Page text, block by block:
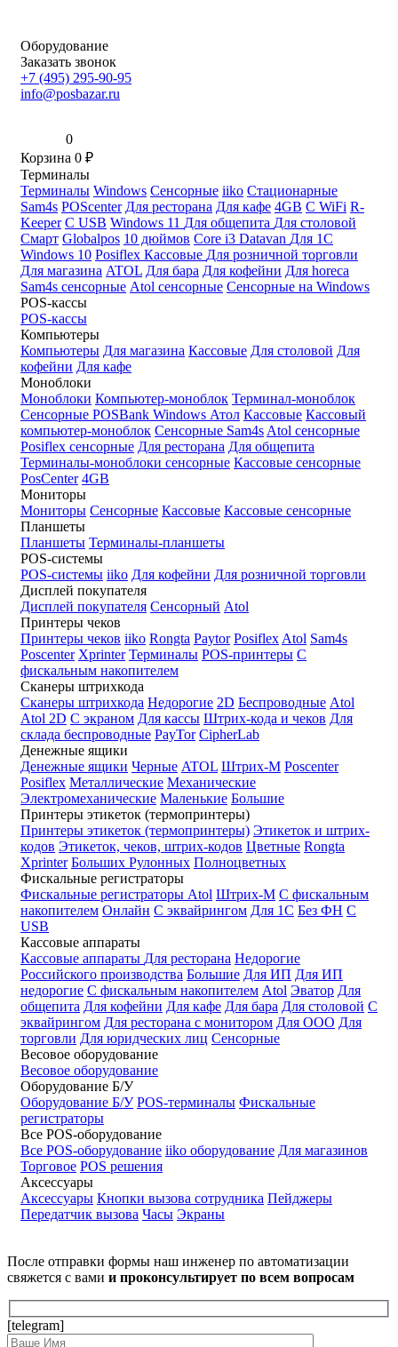
Оборудование
Заказать звонок
+7 (495) 295-90-95
info@posbazar.ru
0
Корзина 0 ₽
Терминалы
Терминалы Windows Сенсорные iiko Стационарные
Sam4s POScenter Для ресторана Для кафе 4GB С WiFi R-
Keeper С USB Windows 11 Для общепита Для столовой
Смарт Globalpos 10 дюймов Core i3 Datavan Для 1С
Windows 10 Posiflex Кассовые Для розничной торговли
Для магазина ATOL Для бара Для кофейни Для horeca
Sam4s сенсорные Atol сенсорные Сенсорные на Windows
POS-кассы
POS-кассы
Компьютеры
Компьютеры Для магазина Кассовые Для столовой Для
кофейни Для кафе
Моноблоки
Моноблоки Компьютер-моноблок Терминал-моноблок
Сенсорные POSBank Windows Атол Кассовые Кассовый
компьютер-моноблок Сенсорные Sam4s Atol сенсорные
Posiflex сенсорные Для ресторана Для общепита
Терминалы-моноблоки сенсорные Кассовые сенсорные
PosCenter 4GB
Мониторы
Мониторы Сенсорные Кассовые Кассовые сенсорные
Планшеты
Планшеты Терминалы-планшеты
POS-системы
POS-системы iiko Для кофейни Для розничной торговли
Дисплей покупателя
Дисплей покупателя Сенсорный Atol
Принтеры чеков
Принтеры чеков iiko Rongta Paytor Posiflex Atol Sam4s
Poscenter Xprinter Терминалы POS-принтеры С
фискальным накопителем
Сканеры штрихкода
Сканеры штрихкода Недорогие 2D Беспроводные Atol
Atol 2D С экраном Для кассы Штрих-кода и чеков Для
склада беспроводные PayTor CipherLab
Денежные ящики
Денежные ящики Черные ATOL Штрих-М Poscenter
Posiflex Металлические Механические
Электромеханические Маленькие Большие
Принтеры этикеток (термопринтеры)
Принтеры этикеток (термопринтеры) Этикеток и штрих-
кодов Этикеток, чеков, штрих-кодов Цветные Rongta
Xprinter Больших Рулонных Полноцветных
Фискальные регистраторы
Фискальные регистраторы Atol Штрих-М С фискальным
накопителем Онлайн С эквайрингом Для 1С Без ФН С
USB
Кассовые аппараты
Кассовые аппараты Для ресторана Недорогие
Российского производства Большие Для ИП Для ИП
недорогие С фискальным накопителем Atol Эватор Для
общепита Для кофейни Для кафе Для бара Для столовой С
эквайрингом Для ресторана с монитором Для ООО Для
торговли Для юридческих лиц Сенсорные
Весовое оборудование
Весовое оборудование
Оборудование Б/У
Оборудование Б/У POS-терминалы Фискальные
регистраторы
Все POS-оборудование
Все POS-оборудование iiko оборудование Для магазинов
Торговое POS решения
Аксессуары
Аксессуары Кнопки вызова сотрудника Пейджеры
Передатчик вызова Часы Экраны
После отправки формы наш инженер по автоматизации
свяжется с вами и проконсультирует по всем вопросам
[telegram]